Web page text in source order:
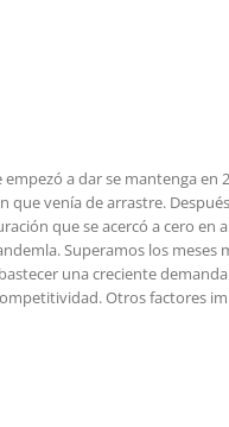
a dar se mantenga
venía de arrastre.
que se acercó a cero
Superamos los
una creciente
Otros factores